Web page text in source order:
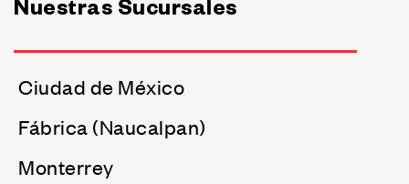
Nuestras Sucursales
Ciudad de México
Fábrica (Naucalpan)
Monterrey